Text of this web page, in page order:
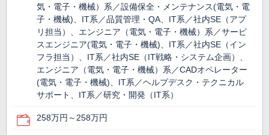
気・電子・機械）系／設備保全・メンテナンス(電気・電
子・機械)、IT系／品質管理・QA、IT系／社内SE（アプ
リ担当）、エンジニア（電気・電子・機械）系／サービ
スエンジニア(電気・電子・機械)、IT系／社内SE（イン
フラ担当）、IT系／社内SE（IT戦略・システム企画）、
エンジニア（電気・電子・機械）系／CADオペレーター
(電気・電子・機械)、IT系／ヘルプデスク・テクニカル
サポート、IT系／研究・開発（IT系）
258万円～258万円